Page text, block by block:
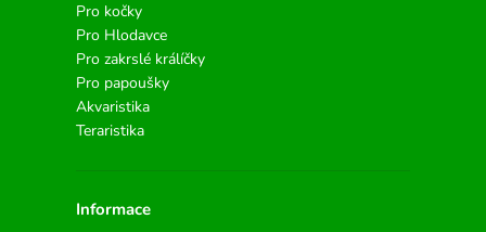
Pro kočky
Pro Hlodavce
Pro zakrslé králíčky
Pro papoušky
Akvaristika
Teraristika
Informace